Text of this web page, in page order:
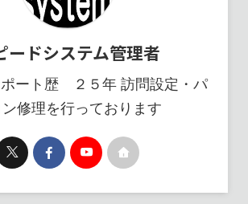
ードシステム管理者
ート歴 ２５年 訪問設定・パ
ン修理を行っております